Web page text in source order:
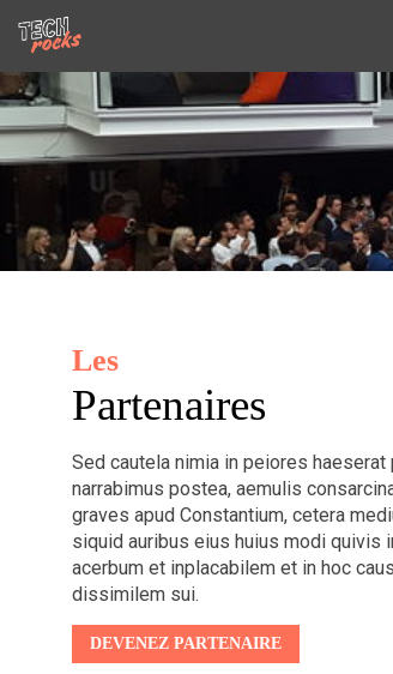
Les
Partenaires
Sed cautela nimia in peiores haeserat
narrabimus postea, aemulis
graves apud Constantium, cetera
siquid auribus eius huius modi quivis
acerbum et inplacabilem et in hoc
DEVENEZ PARTENAIRE